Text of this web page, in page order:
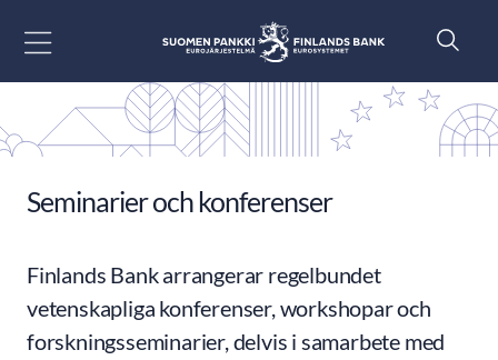
Seminarier och konferenser
Finlands Bank arrangerar regelbundet
vetenskapliga konferenser, workshopar och
forskningsseminarier, delvis i samarbete med